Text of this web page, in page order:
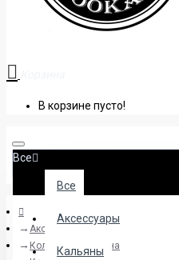
В корзине пусто!
Все
Все
Аксессуары
Кальяны
Аксессуары
Колбы для кальяна